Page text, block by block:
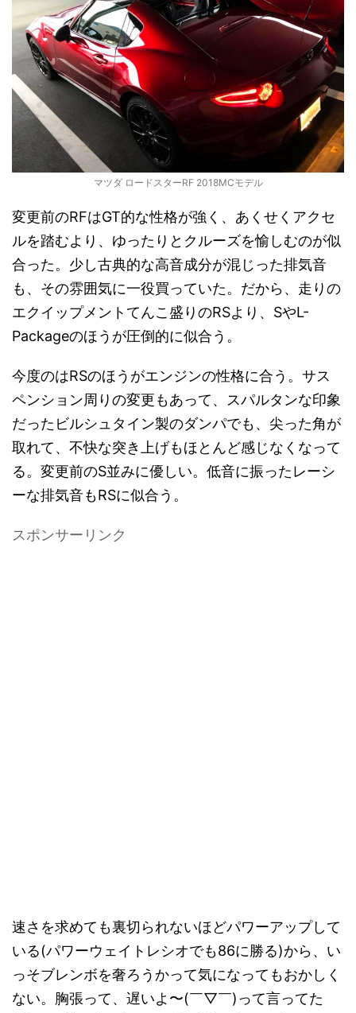
マツダ ロードスターRF 2018MCモデル
変更前のRFはGT的な性格が強く、あくせくアクセ
ルを踏むより、ゆったりとクルーズを愉しむのが似
合った。少し古典的な高音成分が混じった排気音
も、その雰囲気に一役買っていた。だから、走りの
エクイップメントてんこ盛りのRSより、SやL-
Packageのほうが圧倒的に似合う。
今度のはRSのほうがエンジンの性格に合う。サス
ペンション周りの変更もあって、スパルタンな印象
だったビルシュタイン製のダンパでも、尖った角が
取れて、不快な突き上げもほとんど感じなくなって
る。変更前のS並みに優しい。低音に振ったレーシ
ーな排気音もRSに似合う。
スポンサーリンク
速さを求めても裏切られないほどパワーアップして
いる(パワーウェイトレシオでも86に勝る)から、い
っそブレンボを奢ろうかって気になってもおかしく
ない。胸張って、遅いよ〜(￣▽￣)って言ってた